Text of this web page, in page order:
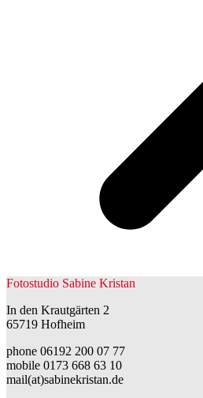
Fotostudio Sabine Kristan
In den Krautgärten 2
65719 Hofheim
phone 06192 200 07 77
mobile 0173 668 63 10
mail(at)sabinekristan.de